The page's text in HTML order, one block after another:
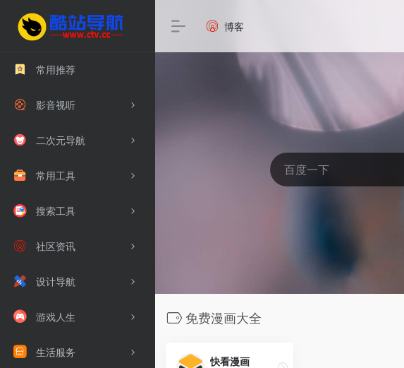
常用推荐
影音视听
二次元导航
常用工具
搜索工具
社区资讯
设计导航
游戏人生
生活服务
博客
免费漫画大全
快看漫画